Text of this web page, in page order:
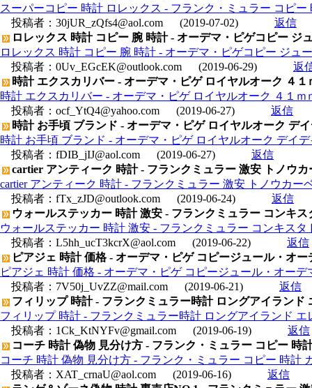
スーパーコピー 時計 ロレックス - フランク・ミュラー コピ
投稿者： 30jUR_zQfs4@aol.com (2019-07-02)
返信
ロレックス 時計 コピー 腕 時計 - オーデマ・ピゲコピー ジ
ロレックス 時計 コピー 腕 時計 - オーデマ・ピゲコピー ジュ
投稿者： 0Uv_EGcEK@outlook.com (2019-06-29)
返
時計 エクスカリバー - オーデマ・ピゲ ロイヤルオーク ４１
時計 エクスカリバー - オーデマ・ピゲ ロイヤルオーク ４１ｍ
投稿者： ocf_YtQ4@yahoo.com (2019-06-27)
返信
時計 お手頃 ブランド - オーデマ・ピゲ ロイヤルオーク デ
時計 お手頃 ブランド - オーデマ・ピゲ ロイヤルオーク デイ
投稿者： fDIB_jIJ@aol.com (2019-06-27)
返信
cartier アンティーク 時計 - フランクミュラー 激安 トノウカ
cartier アンティーク 時計 - フランクミュラー 激安 トノウカー
投稿者： fTx_zJD@outlook.com (2019-06-24)
返信
ウォールステッカー 時計 激安 - フランクミュラー コンキス
ウォールステッカー 時計 激安 - フランクミュラー コンキスタ
投稿者： L5hh_ucT3kcrX@aol.com (2019-06-22)
返信
ピアジェ 時計 価格 - オーデマ・ピゲ コピージュール・オ
ピアジェ 時計 価格 - オーデマ・ピゲ コピージュール・オー
投稿者： 7V50j_UvZZ@mail.com (2019-06-21)
返信
フィリップ 時計 - フランクミュラー時計 ロングアイラン
フィリップ 時計 - フランクミュラー時計 ロングアイランド
投稿者： 1Ck_KtNYFv@gmail.com (2019-06-19)
返信
コーチ 時計 偽物 見分け方 - フランク・ミュラー コピー 時
コーチ 時計 偽物 見分け方 - フランク・ミュラー コピー 時計
投稿者： XAT_crnaU@aol.com (2019-06-16)
返信